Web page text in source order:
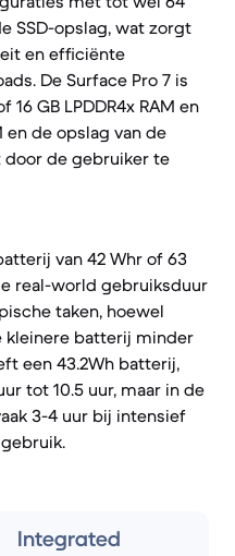
SSD-opslag, wat zorgt
en efficiënte
De Surface Pro 7 is
GB LPDDR4x RAM en
en de opslag van de
door de gebruiker te
van 42 Whr of 63
real-world gebruiksduur
taken, hoewel
batterij minder
een 43.2Wh batterij,
tot 10.5 uur, maar in de
3-4 uur bij intensief
Integrated